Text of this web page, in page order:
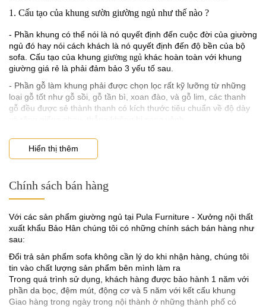
1. Cấu tạo của khung sườn giường ngủ như thế nào ?
- Phần khung có thể nói là nó quyết định đến cuộc đời của giường
ngủ đó hay nói cách khách là nó quyết định đến độ bền của bộ
sofa. Cấu tạo của khung giường ngủ khác hoàn toàn với khung
giường giá rẻ là phải đảm bảo 3 yếu tố sau.
- Phần gỗ làm khung phải được chọn lọc rất kỹ lưỡng từ những
loại gỗ tốt như gỗ sồi, gỗ tần bì, xoan đào, và gỗ lim, các thanh
gỗ đều được sẻ thành thanh có kích thước tiêu chuẩn về độ dày
- Phần giát giường là gỗ sồi dày bản, không cong vênh mối mọt
2. Chất lượng đệm mút giường ngủ phải có độ dày và đàn hồi tốt
không bạn hãy kiểm tra ngay tại chỗ bán hàng. Đối với dòng đệm
mút tốt thì độ dày của nó phải đạt 5cm tối thiểu theo tiêu chuẩn
- Hiện nay mút tốt để dùng cho giường ngủ bọc đệm là D40 loại
này có độ co dãn và độ đàn hồi tốt cũng như độ dày đúng tiêu
K35, hoặc thấp hơn.
3. Chất liệu bọc giường ngủ cao cấp phải được nhập khẩu
- Chất liệu tốt để bọc đối với giường ngủ cao cấp khi sử dụng chất
Hiển thị thêm
Chính sách bán hàng
Với các sản phẩm giường ngủ tại Pula Furniture - Xưởng nội thất
xuất khẩu Bảo Hân chúng tôi có những chính sách bán hàng như
sau:
Đổi trả sản phẩm sofa không cần lý do khi nhận hàng, chúng tôi
tin vào chất lượng sản phẩm bên mình làm ra
Trong quá trình sử dụng, khách hàng được bảo hành 1 năm với
phần da bọc, đệm mút, động cơ và 5 năm với kết cấu khung
Giao hàng trong ngày trong nội thành ở những thành phố có